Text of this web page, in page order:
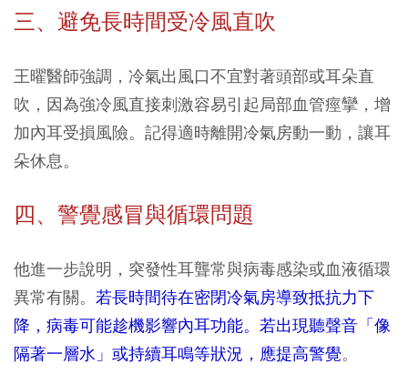
三、避免長時間受冷風直吹
王曜醫師強調，冷氣出風口不宜對著頭部或耳朵直
吹，因為強冷風直接刺激容易引起局部血管痙攣，增
加內耳受損風險。記得適時離開冷氣房動一動，讓耳
朵休息。
四、警覺感冒與循環問題
他進一步說明，突發性耳聾常與病毒感染或血液循環
異常有關。 若長時間待在密閉冷氣房導致抵抗力下
降，病毒可能趁機影響內耳功能。若出現聽聲音「像
隔著一層水」或持續耳鳴等狀況，應提高警覺。